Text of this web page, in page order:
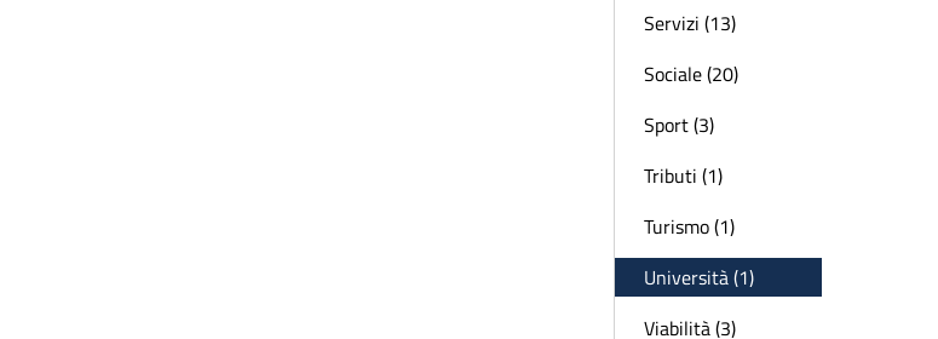
Servizi (13)
Sociale (20)
Sport (3)
Tributi (1)
Turismo (1)
Università (1)
Viabilità (3)